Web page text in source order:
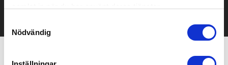
Nödvändig